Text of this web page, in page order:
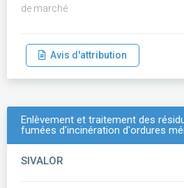
de marché
Avis d'attribution
Enlèvement et traitement des
fumées d'incinération d'ordures
SIVALOR